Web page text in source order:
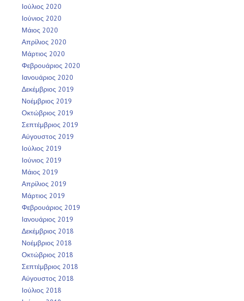
Ιούλιος 2020
Ιούνιος 2020
Μάιος 2020
Απρίλιος 2020
Μάρτιος 2020
Φεβρουάριος 2020
Ιανουάριος 2020
Δεκέμβριος 2019
Νοέμβριος 2019
Οκτώβριος 2019
Σεπτέμβριος 2019
Αύγουστος 2019
Ιούλιος 2019
Ιούνιος 2019
Μάιος 2019
Απρίλιος 2019
Μάρτιος 2019
Φεβρουάριος 2019
Ιανουάριος 2019
Δεκέμβριος 2018
Νοέμβριος 2018
Οκτώβριος 2018
Σεπτέμβριος 2018
Αύγουστος 2018
Ιούλιος 2018